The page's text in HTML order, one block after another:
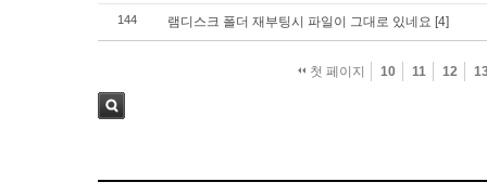
144 램디스크 폴더 재부팅시 파일이 그대로 있네요 [4]
첫 페이지 10 11 12